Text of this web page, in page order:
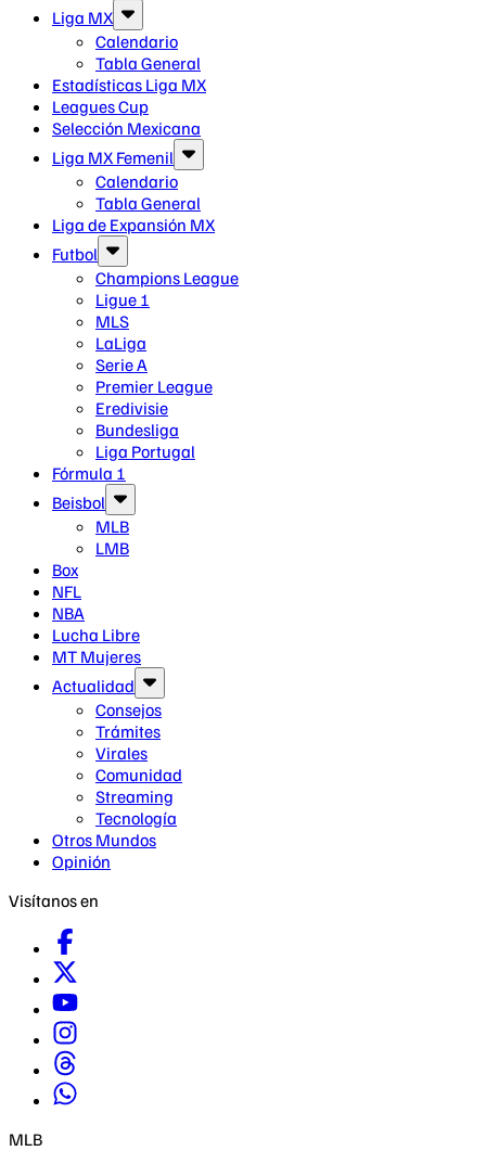
Liga MX
Calendario
Tabla General
Estadísticas Liga MX
Leagues Cup
Selección Mexicana
Liga MX Femenil
Calendario
Tabla General
Liga de Expansión MX
Futbol
Champions League
Ligue 1
MLS
LaLiga
Serie A
Premier League
Eredivisie
Bundesliga
Liga Portugal
Fórmula 1
Beisbol
MLB
LMB
Box
NFL
NBA
Lucha Libre
MT Mujeres
Actualidad
Consejos
Trámites
Virales
Comunidad
Streaming
Tecnología
Otros Mundos
Opinión
Visítanos en
MLB